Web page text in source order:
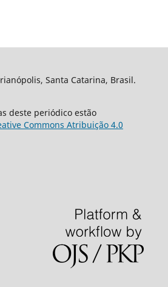
Santa Catarina, Brasil.
deste periódico estão
Commons Atribuição 4.0